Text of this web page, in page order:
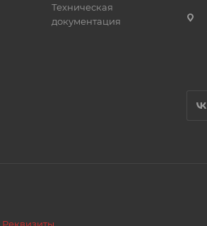
Техническая
документация